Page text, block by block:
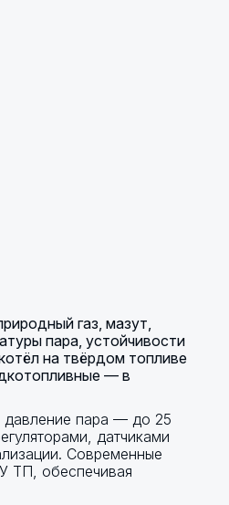
газ, мазут,
пара, устойчивости
на твёрдом топливе
— в
давление пара — до 25
датчиками
Современные
ТП, обеспечивая